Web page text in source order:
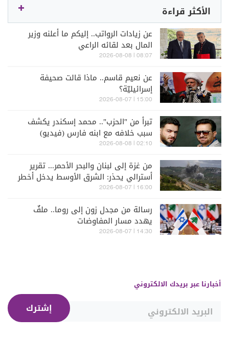
الأكثر قراءة
عن زيادات الرواتب.. إليكم ما أعلنه وزير
المال بعد لقائه الراعي
08:07 | 2026-08-08
عن نعيم قاسم.. ماذا قالت صحيفة
إسرائيليّة؟
15:00 | 2026-08-07
تبرأ من "الحزب".. محمد إسكندر يكشف
سبب خلافه مع ابنه فارس (فيديو)
02:10 | 2026-08-08
من غزة إلى لبنان والبحر الأحمر... تقرير
أسترالي يحذر: الشرق الأوسط يدخل أخطر
مراحله
16:00 | 2026-08-07
رسالة من مجدل زون إلى روما.. ملفٌ
يهدد مسار المفاوضات
14:30 | 2026-08-07
أخبارنا عبر بريدك الالكتروني
إشترك